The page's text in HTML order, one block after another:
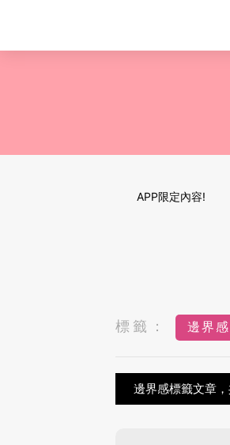
APP限定內容!
標籤： 邊界感
邊界感標籤文章